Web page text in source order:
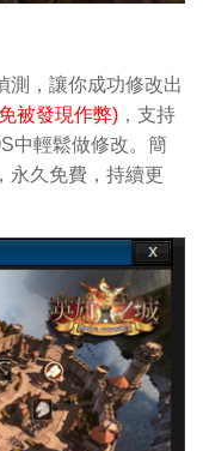
測，讓你成功修改出
被發現作弊) ，支持
中輕鬆做修改。簡
永久免費，持續更